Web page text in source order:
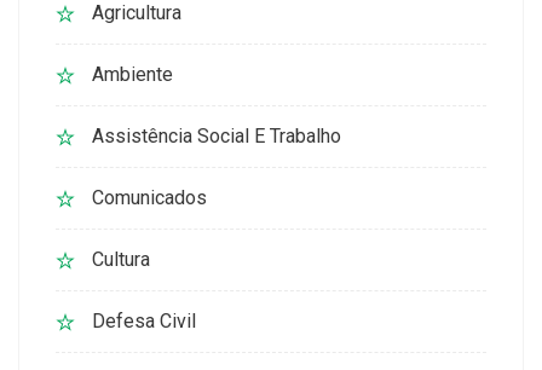
Agricultura
Ambiente
Assistência Social E Trabalho
Comunicados
Cultura
Defesa Civil